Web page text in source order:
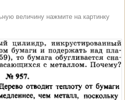
величину нажмите на картинку